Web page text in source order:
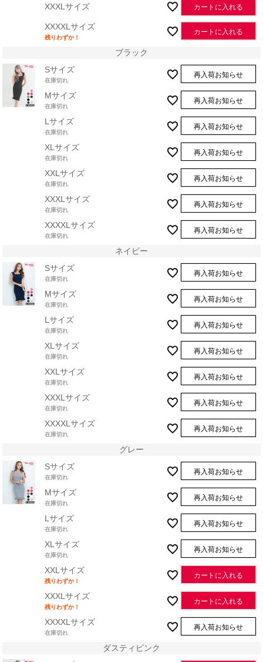
XXXLサイズ カートに入れる
XXXXLサイズ
残りわずか！
カートに入れる
ブラック
Sサイズ
在庫切れ
再入荷お知らせ
Mサイズ
在庫切れ
再入荷お知らせ
Lサイズ
在庫切れ
再入荷お知らせ
XLサイズ
在庫切れ
再入荷お知らせ
XXLサイズ
在庫切れ
再入荷お知らせ
XXXLサイズ
在庫切れ
再入荷お知らせ
XXXXLサイズ
在庫切れ
再入荷お知らせ
ネイビー
Sサイズ
在庫切れ
再入荷お知らせ
Mサイズ
在庫切れ
再入荷お知らせ
Lサイズ
在庫切れ
再入荷お知らせ
XLサイズ
在庫切れ
再入荷お知らせ
XXLサイズ
在庫切れ
再入荷お知らせ
XXXLサイズ
在庫切れ
再入荷お知らせ
XXXXLサイズ
在庫切れ
再入荷お知らせ
グレー
Sサイズ
在庫切れ
再入荷お知らせ
Mサイズ
在庫切れ
再入荷お知らせ
Lサイズ
在庫切れ
再入荷お知らせ
XLサイズ
在庫切れ
再入荷お知らせ
XXLサイズ
残りわずか！
カートに入れる
XXXLサイズ
残りわずか！
カートに入れる
XXXXLサイズ
在庫切れ
再入荷お知らせ
ダスティピンク